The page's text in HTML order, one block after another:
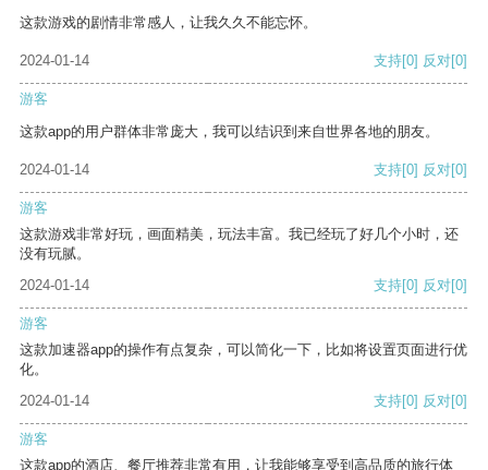
这款游戏的剧情非常感人，让我久久不能忘怀。
2024-01-14 支持[0] 反对[0]
游客
这款app的用户群体非常庞大，我可以结识到来自世界各地的朋友。
2024-01-14 支持[0] 反对[0]
游客
这款游戏非常好玩，画面精美，玩法丰富。我已经玩了好几个小时，还
没有玩腻。
2024-01-14
支持[0] 反对[0]
游客
这款加速器app的操作有点复杂，可以简化一下，比如将设置页面进行优
化。
2024-01-14
支持[0] 反对[0]
游客
这款app的酒店、餐厅推荐非常有用，让我能够享受到高品质的旅行体